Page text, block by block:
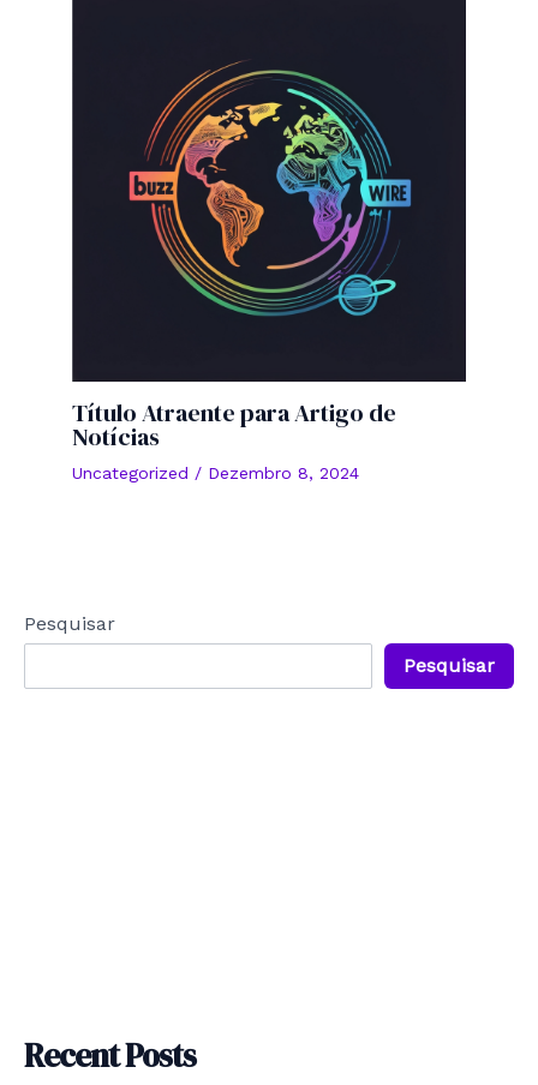
Título Atraente para Artigo de
Notícias
Uncategorized / Dezembro 8, 2024
Pesquisar
Pesquisar
Recent Posts